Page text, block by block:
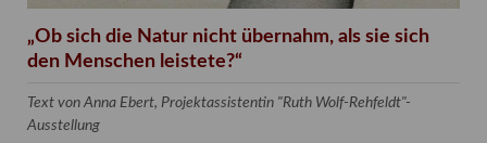
„Ob sich die Natur nicht übernahm, als sie sich
den Menschen leistete?“
Text von Anna Ebert, Projektassistentin "Ruth Wolf-Rehfeldt"-
Ausstellung